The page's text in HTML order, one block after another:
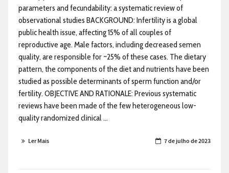
parameters and fecundability: a systematic review of
observational studies BACKGROUND: Infertility is a global
public health issue, affecting 15% of all couples of
reproductive age. Male factors, including decreased semen
quality, are responsible for ~25% of these cases. The dietary
pattern, the components of the diet and nutrients have been
studied as possible determinants of sperm function and/or
fertility. OBJECTIVE AND RATIONALE: Previous systematic
reviews have been made of the few heterogeneous low-
quality randomized clinical ...
Ler Mais 7 de julho de 2023